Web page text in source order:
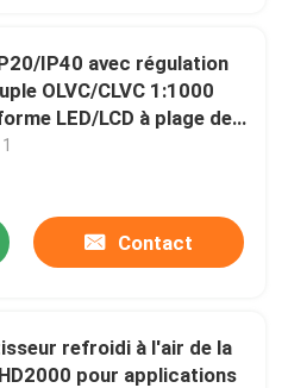
de vfd
IP40 avec régulation
OLVC/CLVC 1:1000
LED/LCD à plage de
Contact
refroidi à l'air de la
pour applications